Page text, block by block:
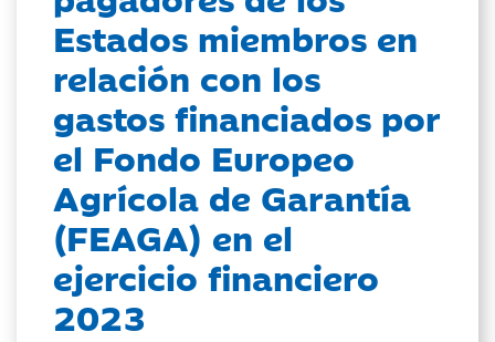
Estados miembros en
relación con los
gastos financiados por
el Fondo Europeo
Agrícola de Garantía
(FEAGA) en el
ejercicio financiero
2023